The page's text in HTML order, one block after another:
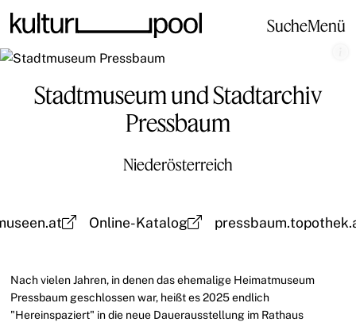
SucheMenü
Stadtmuseum und Stadtarchiv
Pressbaum
Niederösterreich
Online-Katalog
Nach vielen Jahren, in denen das ehemalige Heimatmuseum
Pressbaum geschlossen war, heißt es 2025 endlich
"Hereinspaziert" in die neue Dauerausstellung im Rathaus